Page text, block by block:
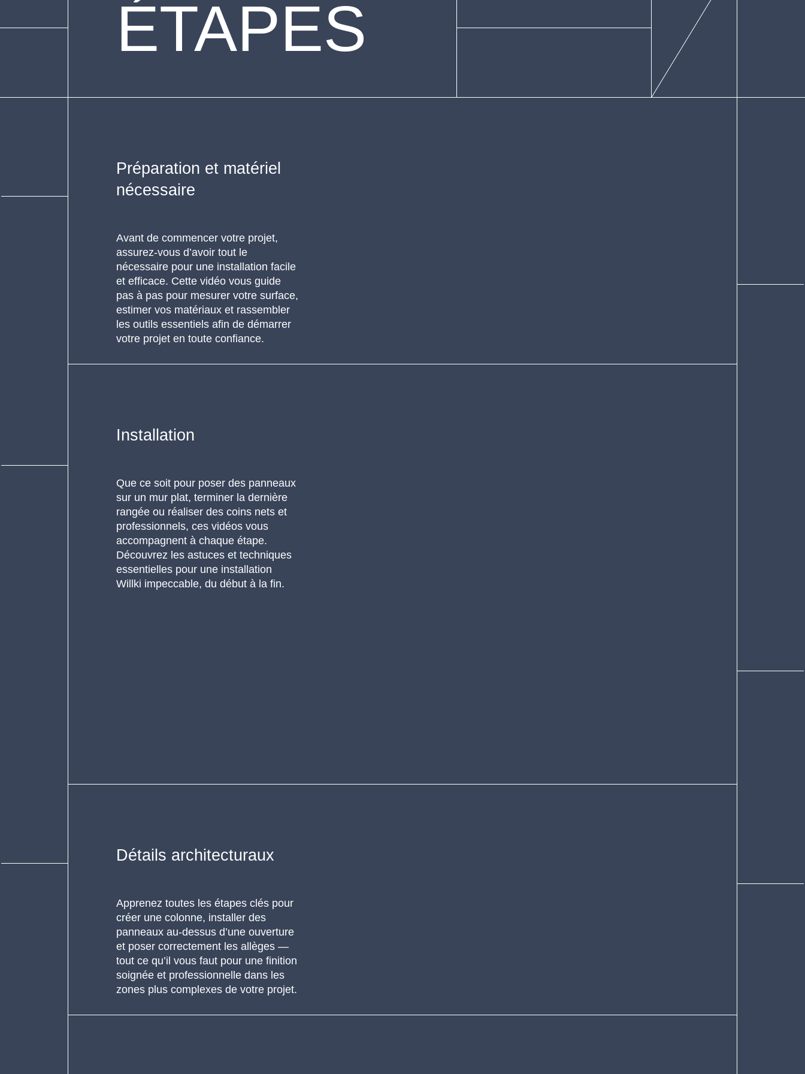
ÉTAPES
Préparation et matériel
nécessaire
Avant de commencer votre projet,
assurez-vous d’avoir tout le
nécessaire pour une installation facile
et efficace. Cette vidéo vous guide
pas à pas pour mesurer votre surface,
estimer vos matériaux et rassembler
les outils essentiels afin de démarrer
votre projet en toute confiance.
Installation
Que ce soit pour poser des panneaux
sur un mur plat, terminer la dernière
rangée ou réaliser des coins nets et
professionnels, ces vidéos vous
accompagnent à chaque étape.
Découvrez les astuces et techniques
essentielles pour une installation
Willki impeccable, du début à la fin.
Détails architecturaux
Apprenez toutes les étapes clés pour
créer une colonne, installer des
panneaux au-dessus d’une ouverture
et poser correctement les allèges —
tout ce qu’il vous faut pour une finition
soignée et professionnelle dans les
zones plus complexes de votre projet.